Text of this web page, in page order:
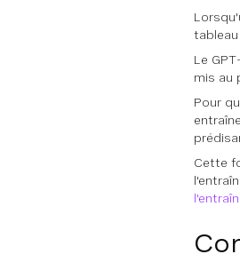
Le
mis au
Pour
Cette